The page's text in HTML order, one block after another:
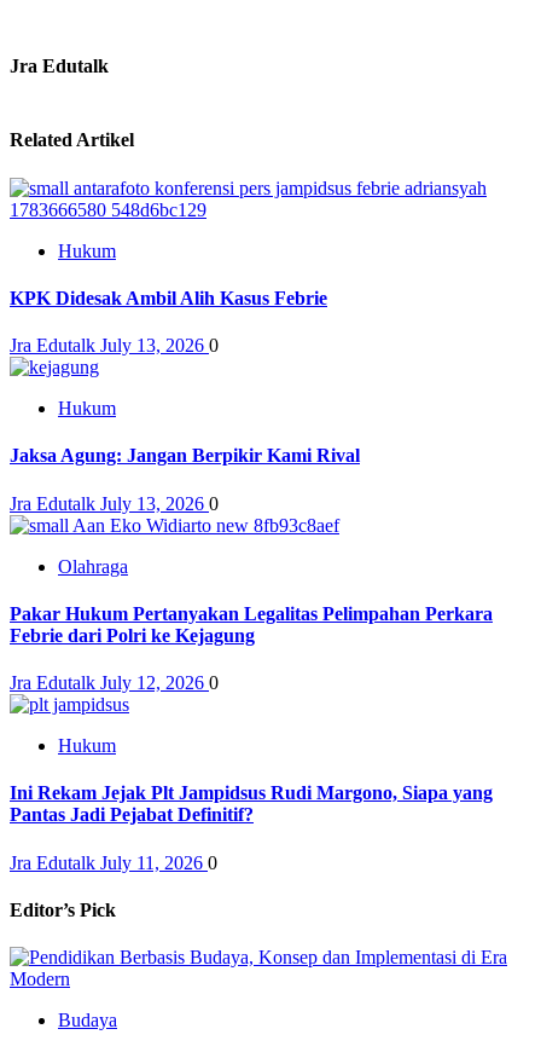
Jra Edutalk
Related Artikel
Hukum
KPK Didesak Ambil Alih Kasus Febrie
Jra Edutalk July 13, 2026 0
Hukum
Jaksa Agung: Jangan Berpikir Kami Rival
Jra Edutalk July 13, 2026 0
Olahraga
Pakar Hukum Pertanyakan Legalitas Pelimpahan Perkara
Febrie dari Polri ke Kejagung
Jra Edutalk July 12, 2026 0
Hukum
Ini Rekam Jejak Plt Jampidsus Rudi Margono, Siapa yang
Pantas Jadi Pejabat Definitif?
Jra Edutalk July 11, 2026 0
Editor’s Pick
Budaya